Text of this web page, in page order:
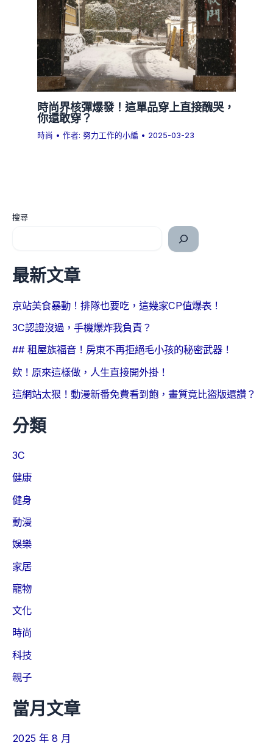
時尚界核彈爆發！這單品穿上直接醜哭，
你還敢穿？
時尚 • 作者:努力工作的小編 • 2025-03-23
搜尋
最新文章
京站美食暴動！排隊也要吃，這幾家CP值爆表！
3C認證沒過，手機爆炸我負責？
## 租屋族福音！房東不再拒絕毛小孩的秘密武器！
欸！原來這樣做，人生直接開外掛！
這網站太狠！動漫新番免費看到飽，畫質竟比盜版還讚？
分類
3C
健康
健身
動漫
娛樂
家居
寵物
文化
時尚
科技
親子
當月文章
2025 年 8 月